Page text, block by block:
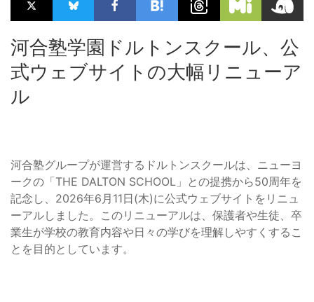
河合塾学園ドルトンスクール、公
式ウェブサイトの大幅リニューア
ル
河合塾グループが運営するドルトンスクールは、ニューヨ
ークの「THE DALTON SCHOOL」との提携から50周年を
記念し、2026年6月11日(木)に公式ウェブサイトをリニュ
ーアルしました。このリニューアルは、保護者や生徒、卒
業生が学校の教育内容や日々の学びを理解しやすくするこ
とを目的としています。